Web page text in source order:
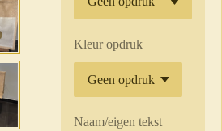
Kleur opdruk
Naam/eigen tekst